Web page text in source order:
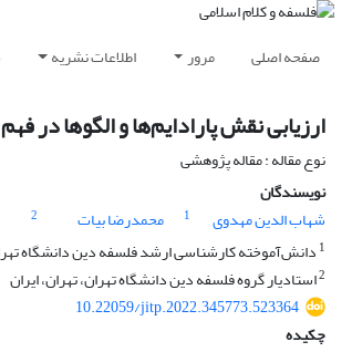
صفحه اصلی مرور اطلاعات نشریه
ارزیابی نقش پارادایم‌ها و الگوها در
نوع مقاله : مقاله پژوهشی
نویسندگان
شهاب الدین مهدوی
1 محمدرضا بیات
2
1 دانش‌آموخته کارشناسی ارشد فلسفه دین دانشگاه
2استادیار گروه فلسفه دین دانشگاه تهران، تهران، ایران
10.22059/jitp.2022.345773.523364
چکیده